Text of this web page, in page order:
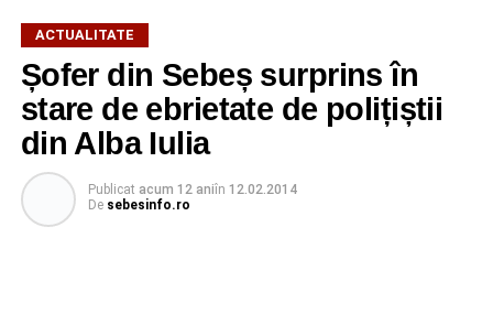
ACTUALITATE
Șofer din Sebeș surprins în
stare de ebrietate de polițiștii
din Alba Iulia
Publicat acum 12 aniîn 12.02.2014
De sebesinfo.ro